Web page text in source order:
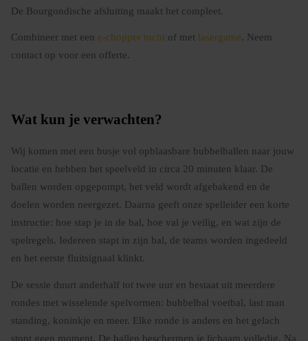
De Bourgondische afsluiting maakt het compleet.
Combineer met een e-chopper tocht of met lasergame. Neem
contact op voor een offerte.
Wat kun je verwachten?
Wij komen met een busje vol opblaasbare bubbelballen naar jouw
locatie en hebben het speelveld in circa 20 minuten klaar. De
ballen worden opgepompt, het veld wordt afgebakend en de
doelen worden neergezet. Daarna geeft onze spelleider een korte
instructie: hoe stap je in de bal, hoe val je veilig, en wat zijn de
spelregels. Iedereen stapt in zijn bal, de teams worden ingedeeld
en het eerste fluitsignaal klinkt.
De sessie duurt anderhalf tot twee uur en bestaat uit meerdere
rondes met wisselende spelvormen: bubbelbal voetbal, last man
standing, koninkje en meer. Elke ronde is anders en het gelach
stopt geen moment. De ballen beschermen je lichaam volledig. Na